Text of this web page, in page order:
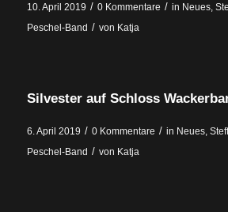
10. April 2019 / 0 Kommentare / in Neues,
Peschel-Band / von Katja
Silvester auf Schloss
6. April 2019 / 0 Kommentare / in Neues,
Peschel-Band / von Katja